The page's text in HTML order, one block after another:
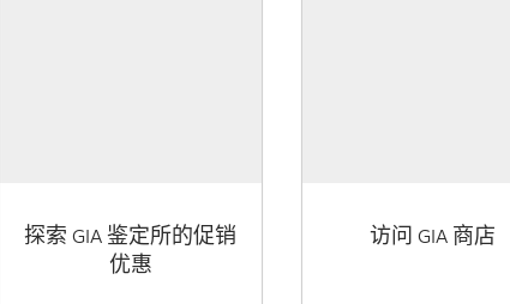
探索 GIA 鉴定所的促销
优惠
访问 GIA 商店